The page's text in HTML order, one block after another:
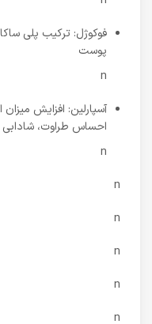
فوکوژل: ترکیب پلی
پوست
n
آسپارلین: افزایش
احساس طراوت،
n
n
n
n
n
n